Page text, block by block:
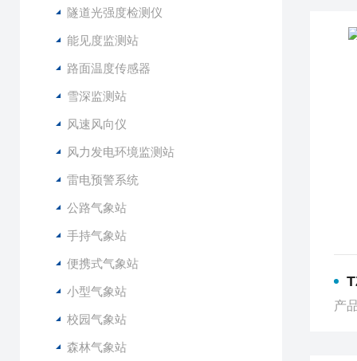
隧道光强度检测仪
能见度监测站
路面温度传感器
雪深监测站
风速风向仪
风力发电环境监测站
雷电预警系统
公路气象站
手持气象站
便携式气象站
小型气象站
校园气象站
森林气象站
产